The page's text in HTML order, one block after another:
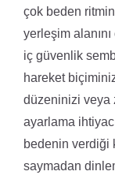
çok beden
yerleşim
iç güvenlik
hareket
düzeninizi veya
ayarlama
bedenin verdiği
saymadan